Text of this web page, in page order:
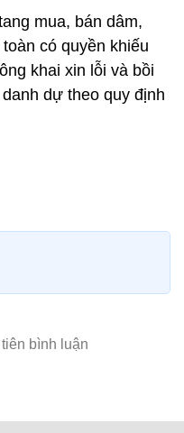
mua, bán dâm,
có quyền khiếu
khai xin lỗi và bồi
dự theo quy định